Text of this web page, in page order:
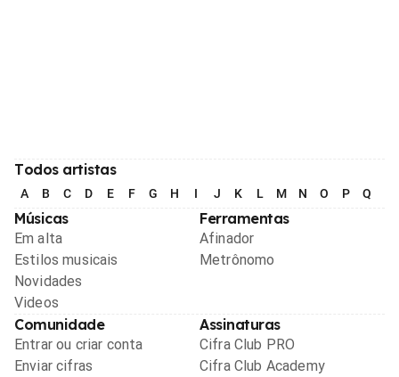
Todos artistas
A B C D E F G H I J K L M N O P Q
Músicas
Em alta
Estilos musicais
Novidades
Videos
Ferramentas
Afinador
Metrônomo
Comunidade
Entrar ou criar conta
Enviar cifras
Assinaturas
Cifra Club PRO
Cifra Club Academy